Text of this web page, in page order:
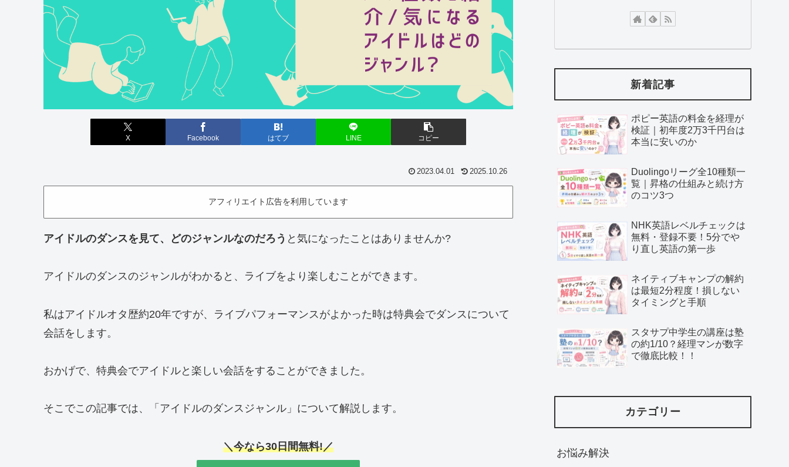
X Facebook はてブ LINE コピー
2023.04.01 2025.10.26
アフィリエイト広告を利用しています
アイドルのダンスを見て、どのジャンルなのだろう と気になったことはありませんか?
アイドルのダンスのジャンルがわかると、ライブをより楽しむことができます。
私はアイドルオタ歴約20年ですが、ライブパフォーマンスがよかった時は特典会でダンスについて
会話をします。
おかげで、特典会でアイドルと楽しい会話をすることができました。
そこでこの記事では、「アイドルのダンスジャンル」について解説します。
＼今なら30日間無料!／
新着記事
ポピー英語の料金を経理が
検証｜初年度2万3千円台は
本当に安いのか
Duolingoリーグ全10種類一
覧｜昇格の仕組みと続け方
のコツ3つ
NHK英語レベルチェックは
無料・登録不要！5分でや
り直し英語の第一歩
ネイティブキャンプの解約
は最短2分程度！損しない
タイミングと手順
スタサプ中学生の講座は塾
の約1/10？経理マンが数字
で徹底比較！！
カテゴリー
お悩み解決